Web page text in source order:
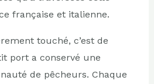
française et italienne.
touché, c’est de
port a conservé une
de pêcheurs. Chaque